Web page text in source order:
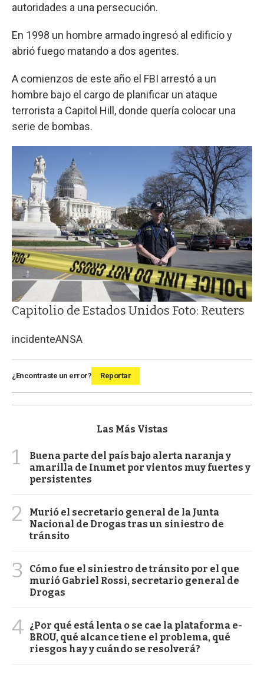
autoridades a una persecución.
En 1998 un hombre armado ingresó al edificio y
abrió fuego matando a dos agentes.
A comienzos de este año el FBI arrestó a un
hombre bajo el cargo de planificar un ataque
terrorista a Capitol Hill, donde quería colocar una
serie de bombas.
Capitolio de Estados Unidos Foto: Reuters
incidenteANSA
¿Encontraste un error? Reportar
Las Más Vistas
1
Buena parte del país bajo alerta naranja y
amarilla de Inumet por vientos muy fuertes y
persistentes
2
Murió el secretario general de la Junta
Nacional de Drogas tras un siniestro de
tránsito
3
Cómo fue el siniestro de tránsito por el que
murió Gabriel Rossi, secretario general de
Drogas
4 ¿Por qué está lenta o se cae la plataforma e-
BROU, qué alcance tiene el problema, qué
riesgos hay y cuándo se resolverá?